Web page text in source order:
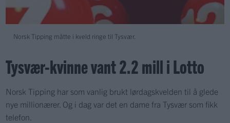
Norsk Tipping måtte i kveld ringe til Tysvær.
Tysvær-kvinne vant 2.2 mill i Lotto
Norsk Tipping har som vanlig brukt lørdagskvelden til å glede
nye millionærer. Og i dag var det en dame fra Tysvær som fikk
telefon.